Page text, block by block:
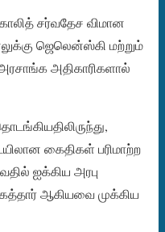
சர்வதேச விமான
ஜெலென்ஸ்கி மற்றும்
அதிகாரிகளால்
கைதிகள் பரிமாற்ற
ஐக்கிய அரபு
கத்தார் ஆகியவை முக்கிய